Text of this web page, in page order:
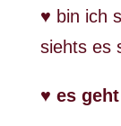
♥ bin ich
siehts es
♥ es